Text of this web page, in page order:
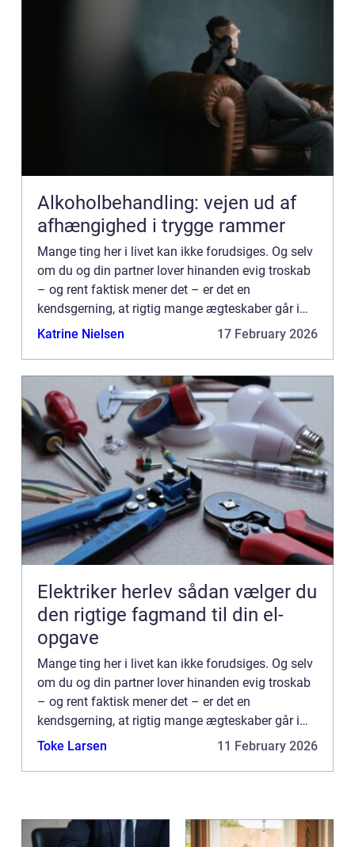
Alkoholbehandling: vejen ud af
afhængighed i trygge rammer
Mange ting her i livet kan ikke forudsiges. Og selv
om du og din partner lover hinanden evig troskab
– og rent faktisk mener det – er det en
kendsgerning, at rigtig mange ægteskaber går i
opløsning hvert eneste år...
Katrine Nielsen 17 February 2026
Elektriker herlev sådan vælger du
den rigtige fagmand til din el-
opgave
Mange ting her i livet kan ikke forudsiges. Og selv
om du og din partner lover hinanden evig troskab
– og rent faktisk mener det – er det en
kendsgerning, at rigtig mange ægteskaber går i
opløsning hvert eneste år...
Toke Larsen 11 February 2026